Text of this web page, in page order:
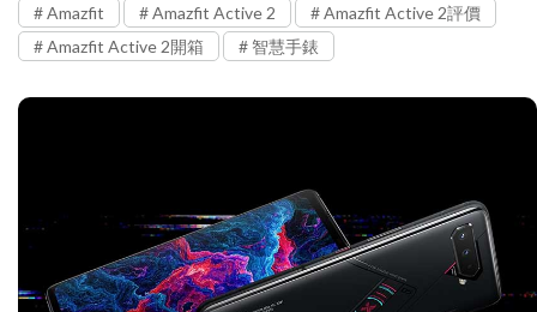
Amazfit Amazfit Active 2
Amazfit Active 2評價
Amazfit Active 2開箱
智慧手錶